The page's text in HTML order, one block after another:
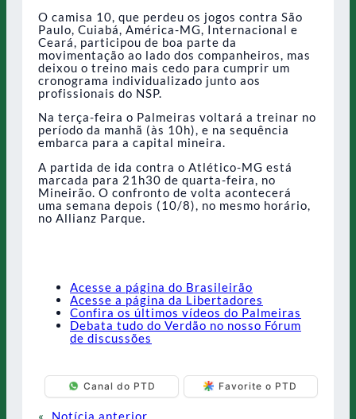
O camisa 10, que perdeu os jogos contra São
Paulo, Cuiabá, América-MG, Internacional e
Ceará, participou de boa parte da
movimentação ao lado dos companheiros, mas
deixou o treino mais cedo para cumprir um
cronograma individualizado junto aos
profissionais do NSP.
Na terça-feira o Palmeiras voltará a treinar no
período da manhã (às 10h), e na sequência
embarca para a capital mineira.
A partida de ida contra o Atlético-MG está
marcada para 21h30 de quarta-feira, no
Mineirão. O confronto de volta acontecerá
uma semana depois (10/8), no mesmo horário,
no Allianz Parque.
Acesse a página do Brasileirão
Acesse a página da Libertadores
Confira os últimos vídeos do Palmeiras
Debata tudo do Verdão no nosso Fórum
de discussões
Canal do PTD Favorite o PTD
«
Notícia anterior